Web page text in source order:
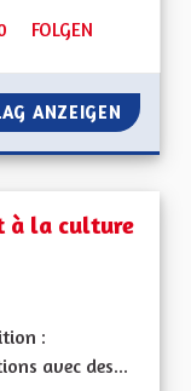
50 FOLLOWER
FOLGEN
CONSERVONS
ANZEIGEN
à la culture
:
avec des...